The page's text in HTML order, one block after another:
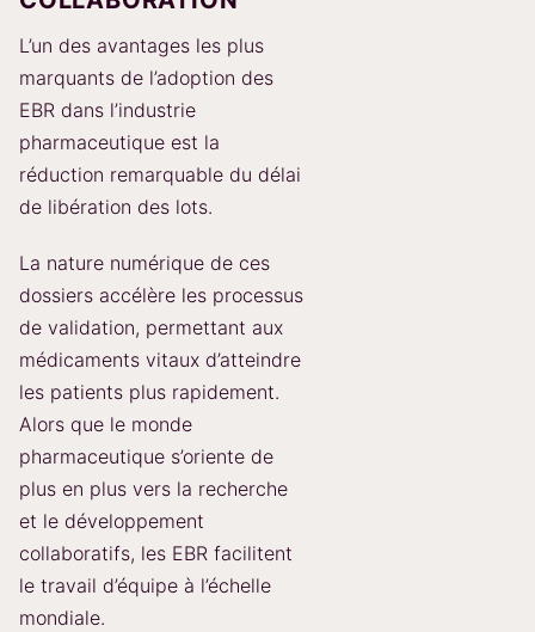
L’un des avantages les plus
marquants de l’adoption des
EBR dans l’industrie
pharmaceutique est la
réduction remarquable du délai
de libération des lots.
La nature numérique de ces
dossiers accélère les processus
de validation, permettant aux
médicaments vitaux d’atteindre
les patients plus rapidement.
Alors que le monde
pharmaceutique s’oriente de
plus en plus vers la recherche
et le développement
collaboratifs, les EBR facilitent
le travail d’équipe à l’échelle
mondiale.